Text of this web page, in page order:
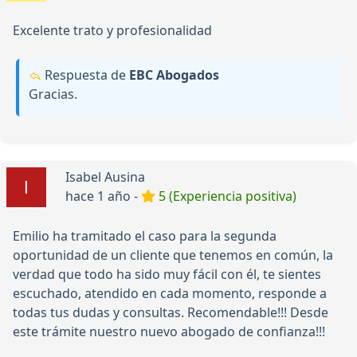
Excelente trato y profesionalidad
Respuesta de EBC Abogados
Gracias.
Isabel Ausina
hace 1 año -
5 (Experiencia positiva)
Emilio ha tramitado el caso para la segunda
oportunidad de un cliente que tenemos en común, la
verdad que todo ha sido muy fácil con él, te sientes
escuchado, atendido en cada momento, responde a
todas tus dudas y consultas. Recomendable!!! Desde
este trámite nuestro nuevo abogado de confianza!!!